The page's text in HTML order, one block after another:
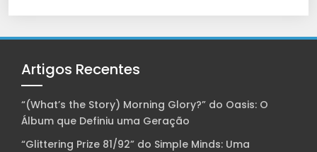
Artigos Recentes
“(What’s the Story) Morning Glory?” do Oasis: O
Álbum que Definiu uma Geração
“Glittering Prize 81/92” do Simple Minds: Uma